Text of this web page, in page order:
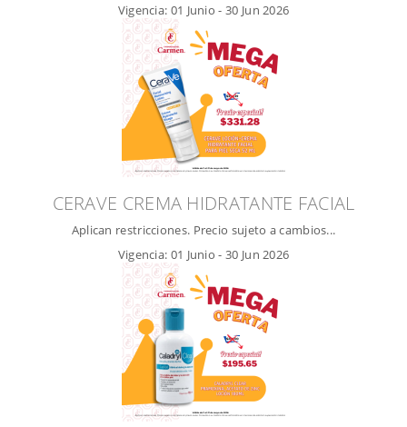
Vigencia: 01 Junio - 30 Jun 2026
CERAVE CREMA HIDRATANTE FACIAL
Aplican restricciones. Precio sujeto a cambios...
Vigencia: 01 Junio - 30 Jun 2026